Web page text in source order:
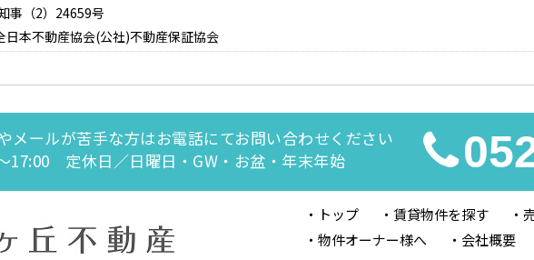
事（2）24659号
日本不動産協会(公社)不動産保証協会
メールが苦手な方はお電話にてお問い合わせください
17:00 定休日／日曜日・GW・お盆・年末年始
トップ 賃貸物件を探す
物件オーナー様へ
会社概要